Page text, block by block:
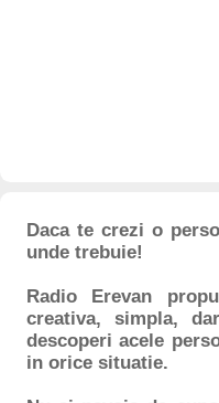
Daca te crezi o
unde trebuie!
Radio Erevan
creativa, simpla,
descoperi acele
in orice situatie.